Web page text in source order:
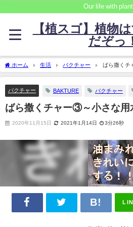
Our life with
【植スゴ】植物
だぞっ
ホーム 生活 バクチャー ばら撒くチ
バクチャー BAKTURE バクチャー
ばら撒くチャー③～小さな用
2020年11月15日 2021年1月14日 3分26秒